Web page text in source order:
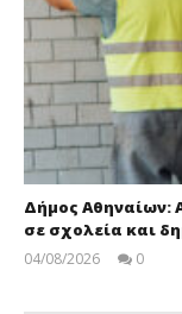
Δήμος Αθηναίων:
σε σχολεία και
04/08/2026
0